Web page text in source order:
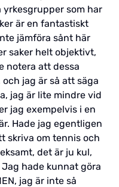
som har
är en fantastiskt
jämföra sånt här
saker helt objektivt,
notera att dessa
jag är så att säga
jag är lite mindre vid
jag exempelvis i en
Hade jag egentligen
skriva om tennis och
det är ju kul,
hade kunnat göra
jag är inte så